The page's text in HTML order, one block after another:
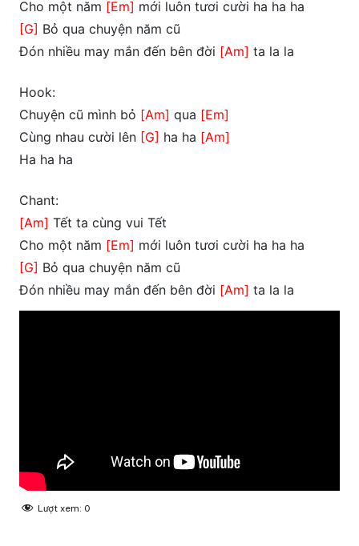
Cho một năm [Em] mới luôn tươi cười ha ha ha
[G] Bỏ qua chuyện năm cũ
Đón nhiều may mắn đến bên đời [Am] ta la la
Hook:
Chuyện cũ mình bỏ [Am] qua [Em]
Cùng nhau cười lên [G] ha ha [Am]
Ha ha ha
Chant:
[Am] Tết ta cùng vui Tết
Cho một năm [Em] mới luôn tươi cười ha ha ha
[G] Bỏ qua chuyện năm cũ
Đón nhiều may mắn đến bên đời [Am] ta la la
Lượt xem: 0